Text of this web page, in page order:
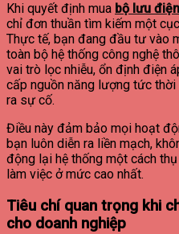
Khi quyết định mua bộ lưu
chỉ đơn thuần tìm kiếm một
Thực tế, bạn đang đầu tư vào
toàn bộ hệ thống công nghệ
vai trò lọc nhiễu, ổn định điện
cấp nguồn năng lượng tức
ra sự cố.
Điều này đảm bảo mọi hoạt
bạn luôn diễn ra liền mạch,
động lại hệ thống một cách
làm việc ở mức cao nhất.
Tiêu chí quan trọng khi
cho doanh nghiệp